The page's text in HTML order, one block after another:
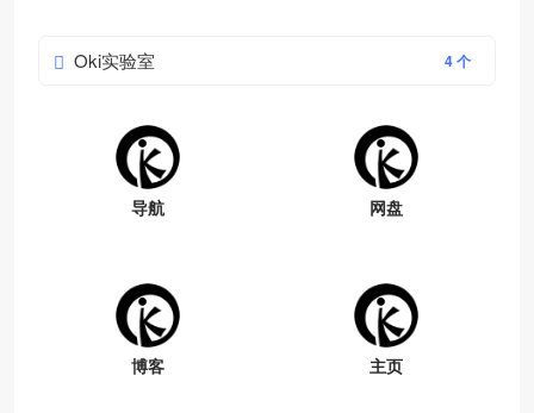
Oki实验室 4 个
导航 网盘
博客 主页